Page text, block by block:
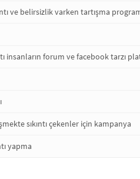
ve belirsizlik varken tartışma
insanların forum ve facebook tarzı
sıkıntı çekenler için kampanya
yapma